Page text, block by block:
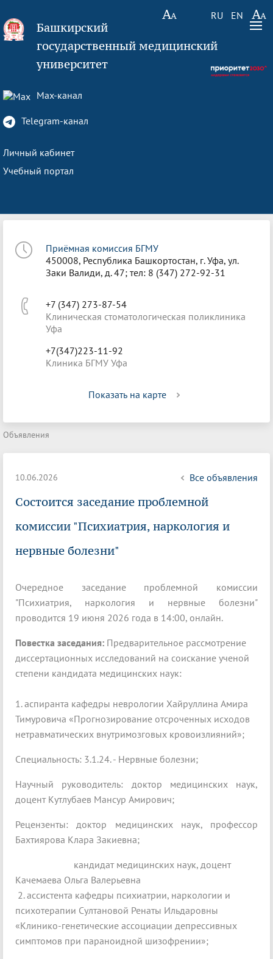
RU EN
Башкирский
государственный медицинский
университет
Max-канал
Telegram-канал
Личный кабинет
Учебный портал
Приёмная комиссия БГМУ
450008, Республика Башкортостан, г. Уфа, ул.
Заки Валиди, д. 47; тел: 8 (347) 272-92-31
+7 (347) 273-87-54
Клиническая стоматологическая поликлиника
Уфа
+7(347)223-11-92
Клиника БГМУ Уфа
Показать на карте
Объявления
10.06.2026 Все объявления
Состоится заседание проблемной
комиссии "Психиатрия, наркология и
нервные болезни"
Очередное заседание проблемной комиссии
"Психиатрия, наркология и нервные болезни"
проводится 19 июня 2026 года в 14:00, онлайн.
Повестка заседания: Предварительное рассмотрение
диссертационных исследований на соискание ученой
степени кандидата медицинских наук:
1. аспиранта кафедры неврологии Хайруллина Амира
Тимуровича «Прогнозирование отсроченных исходов
нетравматических внутримозговых кровоизлияний»;
Специальность: 3.1.24. - Нервные болезни;
Научный руководитель: доктор медицинских наук,
доцент Кутлубаев Мансур Амирович;
Рецензенты: доктор медицинских наук, профессор
Бахтиярова Клара Закиевна;
кандидат медицинских наук, доцент
Качемаева Ольга Валерьевна
2. ассистента кафедры психиатрии, наркологии и
психотерапии Султановой Ренаты Ильдаровны
«Клинико-генетические ассоциации депрессивных
симптомов при параноидной шизофрении»;